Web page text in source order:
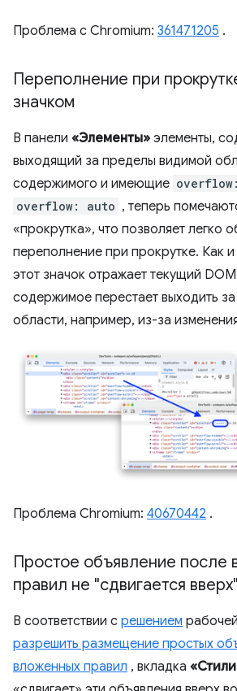
Проблема с Chromium: 361471205 .
Переполнение при
значком
В панели «Элементы» элементы,
выходящий за пределы видимой
содержимого и имеющие
overflow: auto , теперь
«прокрутка», что позволяет легко
переполнение при прокрутке. Как и
этот значок отражает текущий
содержимое перестает выходить
области, например, из-за
Проблема Chromium: 40670442 .
Простое объявление после
правил не "сдвигается вверх"
В соответствии с решением
разрешить размещение простых
вложенных правил , вкладка